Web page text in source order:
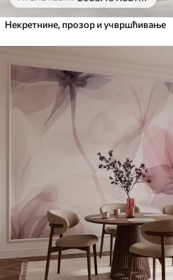
Некретнине, прозор и учвршћивање